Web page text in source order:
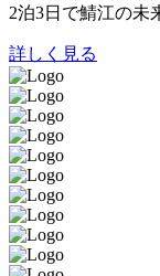
2泊3日で鯖江の未
詳しく見る